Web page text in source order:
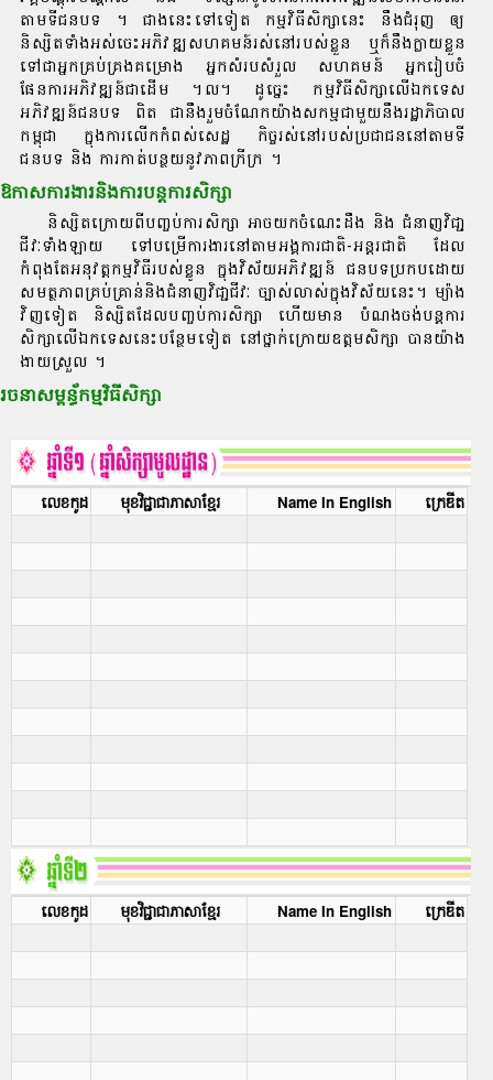
តាមទីជនបទ ។ ជាងនេះទៅទៀត កម្មវិធីសិក្សានេះ នឹងជំរុញ ឲ្យ
និស្សិតទាំងអស់ចេះអភិវឌ្ឍសហគមន៍រស់នៅរបស់ខ្លួន ឬក៏នឹងក្លាយខ្លួន
ទៅជាអ្នកគ្រប់គ្រងគម្រោង អ្នកសំរបសំរួល សហគមន៍ អ្នករៀបចំ
ផែនការអភិវឌ្ឍន៍ជាដើម ។ល។ ដូច្នេះ កម្មវិធីសិក្សាលើឯកទេស
អភិវឌ្ឍន៍ជនបទ ពិត ជានឹងរួមចំណែកយ៉ាងសកម្មជាមួយនឹងរដ្ឋាភិបាល
កម្ពុជា ក្នុងការលើកកំពស់សេដ្ឋ កិច្ចរស់នៅរបស់ប្រជាជននៅតាមទី
ជនបទ និង ការកាត់បន្ថយនូវភាពក្រីក្រ ។
ឱកាសការងារនិងការបន្តការសិក្សា
និស្សិតក្រោយពីបញ្ចប់ការសិក្សា អាចយកចំណេះដឹង និង ជំនាញវិជា្ជ
ជីវៈទាំងឡាយ ទៅបម្រើការងារនៅតាមអង្គការជាតិ-អន្តរជាតិ ដែល
កំពុងតែអនុវត្តកម្មវិធីរបស់ខ្លូន ក្នុងវិស័យអភិវឌ្ឍន៍ ជនបទប្រកបដោយ
សមត្ថភាពគ្រប់គ្រាន់និងជំនាញវិជា្ជជីវៈ ច្បាស់លាស់ក្នុងវិស័យនេះ។ ម្យ៉ាង
វិញទៀត និស្សិតដែលបញ្ចប់ការសិក្សា ហើយមាន បំណងចង់បន្តការ
សិក្សាលើឯកទេសនេះបន្ថែមទៀត នៅថ្នាក់ក្រោយឧត្តមសិក្សា បានយ៉ាង
ងាយស្រួល ។
រចនាសម្ពន្ធ័កម្មវិធីសិក្សា
លេខកូដ មុខវិជ្ជាជាភាសាខ្មែរ Name In English ក្រេឌីត
លេខកូដ មុខវិជ្ជាជាភាសាខ្មែរ Name In English ក្រេឌីត